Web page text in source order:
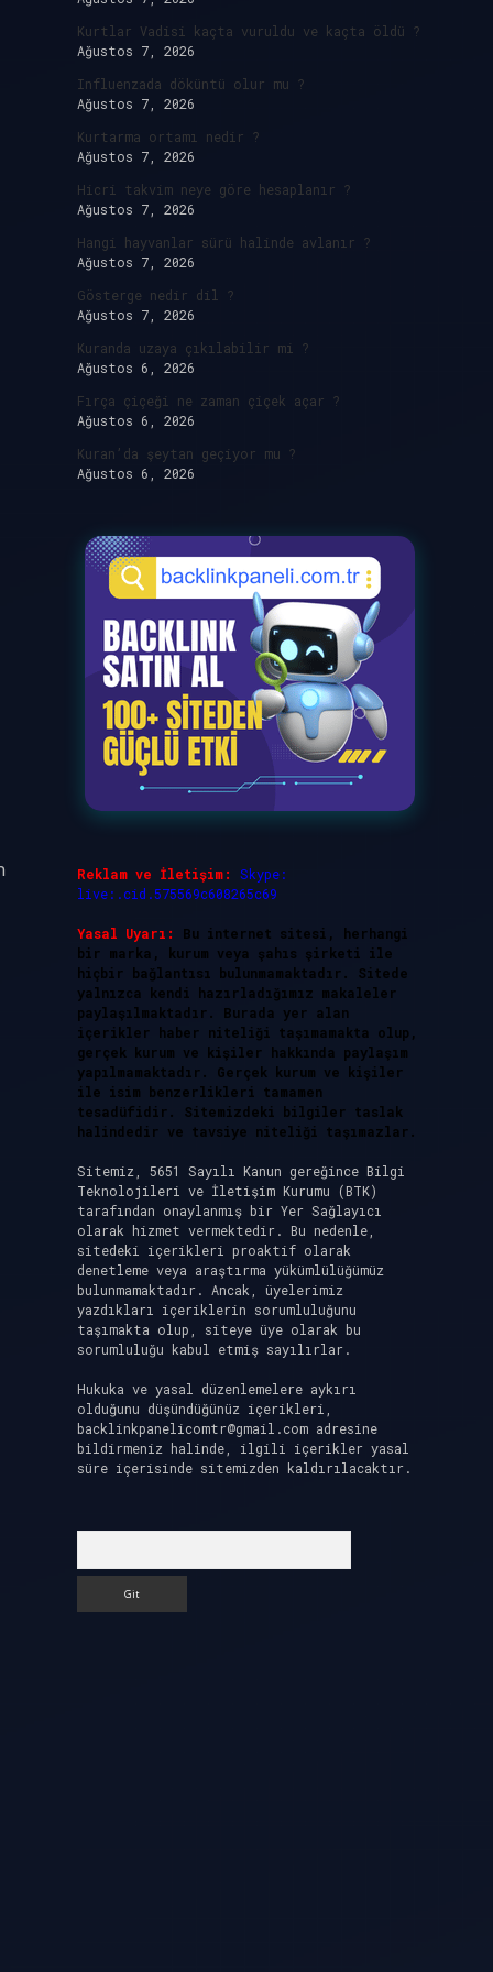
Kurtlar Vadisi kaçta vuruldu ve kaçta öldü ?
Ağustos 7, 2026
Influenzada döküntü olur mu ?
Ağustos 7, 2026
Kurtarma ortamı nedir ?
Ağustos 7, 2026
Hicri takvim neye göre hesaplanır ?
Ağustos 7, 2026
Hangi hayvanlar sürü halinde avlanır ?
Ağustos 7, 2026
Gösterge nedir dil ?
Ağustos 7, 2026
Kuranda uzaya çıkılabilir mi ?
Ağustos 6, 2026
Fırça çiçeği ne zaman çiçek açar ?
Ağustos 6, 2026
Kuran’da şeytan geçiyor mu ?
Ağustos 6, 2026
Reklam ve İletişim:
Skype:
live:.cid.575569c608265c69
Yasal Uyarı:
Bu internet sitesi, herhangi
bir marka, kurum veya şahıs şirketi ile
hiçbir bağlantısı bulunmamaktadır. Sitede
yalnızca kendi hazırladığımız makaleler
paylaşılmaktadır. Burada yer alan
içerikler haber niteliği taşımamakta olup,
gerçek kurum ve kişiler hakkında paylaşım
yapılmamaktadır. Gerçek kurum ve kişiler
ile isim benzerlikleri tamamen
tesadüfidir. Sitemizdeki bilgiler taslak
halindedir ve tavsiye niteliği taşımazlar.
Sitemiz, 5651 Sayılı Kanun gereğince Bilgi
Teknolojileri ve İletişim Kurumu (BTK)
tarafından onaylanmış bir Yer Sağlayıcı
olarak hizmet vermektedir. Bu nedenle,
sitedeki içerikleri proaktif olarak
denetleme veya araştırma yükümlülüğümüz
bulunmamaktadır. Ancak, üyelerimiz
yazdıkları içeriklerin sorumluluğunu
taşımakta olup, siteye üye olarak bu
sorumluluğu kabul etmiş sayılırlar.
Hukuka ve yasal düzenlemelere aykırı
olduğunu düşündüğünüz içerikleri,
backlinkpanelicomtr@gmail.comadresine
bildirmeniz halinde, ilgili içerikler yasal
süre içerisinde sitemizden kaldırılacaktır.